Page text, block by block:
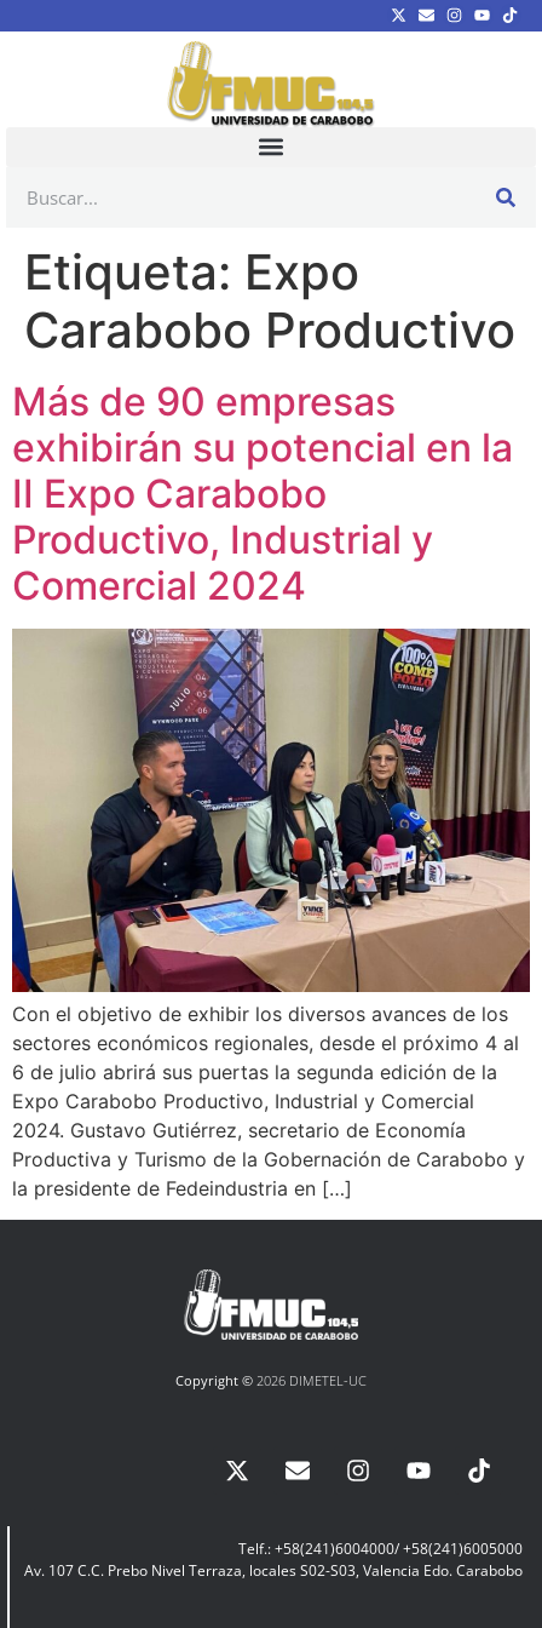
Etiqueta: Expo
Carabobo Productivo
Más de 90 empresas
exhibirán su potencial en la
II Expo Carabobo
Productivo, Industrial y
Comercial 2024
Con el objetivo de exhibir los diversos avances de los
sectores económicos regionales, desde el próximo 4 al
6 de julio abrirá sus puertas la segunda edición de la
Expo Carabobo Productivo, Industrial y Comercial
2024. Gustavo Gutiérrez, secretario de Economía
Productiva y Turismo de la Gobernación de Carabobo y
la presidente de Fedeindustria en […]
Copyright © 2026 DIMETEL-UC
Telf.: +58(241)6004000/ +58(241)6005000
Av. 107 C.C. Prebo Nivel Terraza, locales S02-S03, Valencia Edo. Carabobo